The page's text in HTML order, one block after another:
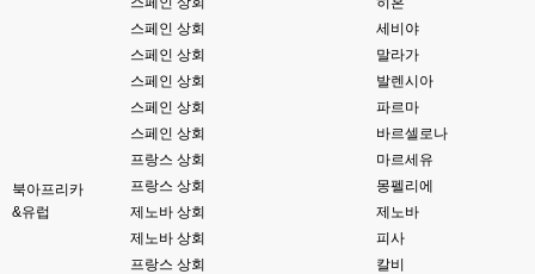
북아프리카
&유럽
스페인 상회
세비야
스페인 상회
말라가
스페인 상회
발렌시아
스페인 상회
파르마
스페인 상회
바르셀로나
프랑스 상회
마르세유
프랑스 상회
몽펠리에
제노바 상회
제노바
제노바 상회
피사
프랑스 상회
칼비
다른쪽에는 php8.4호스팅.
해서